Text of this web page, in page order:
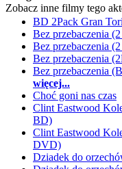
Zobacz inne filmy tego
BD 2Pack Gran
Bez przebaczenia
Bez przebaczenia
Bez przebaczenia
Bez przebaczenia
więcej...
Choć goni nas czas
Clint Eastwood
BD)
Clint Eastwood
DVD)
Dziadek do